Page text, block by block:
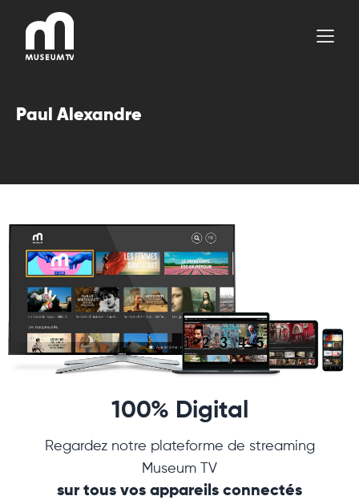
contenu
Paul Alexandre
100% Digital
Regardez notre plateforme de streaming
Museum TV
sur tous vos appareils connectés